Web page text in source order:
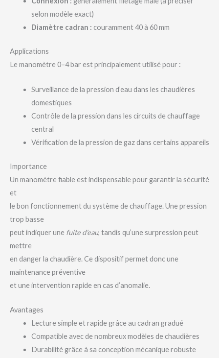
selon modèle exact)
Diamètre cadran : couramment 40 à 60 mm
Applications
Le manomètre 0–4 bar est principalement utilisé pour :
Surveillance de la pression d’eau dans les chaudières
domestiques
Contrôle de la pression dans les circuits de chauffage
central
Vérification de la pression de gaz dans certains appareils
Importance
Un manomètre fiable est indispensable pour garantir la sécurité
et
le bon fonctionnement du système de chauffage. Une pression
trop basse
peut indiquer une fuite d’eau, tandis qu’une surpression peut
mettre
en danger la chaudière. Ce dispositif permet donc une
maintenance préventive
et une intervention rapide en cas d’anomalie.
Avantages
Lecture simple et rapide grâce au cadran gradué
Compatible avec de nombreux modèles de chaudières
Durabilité grâce à sa conception mécanique robuste